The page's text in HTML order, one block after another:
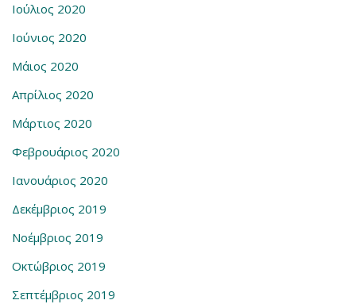
Ιούλιος 2020
Ιούνιος 2020
Μάιος 2020
Απρίλιος 2020
Μάρτιος 2020
Φεβρουάριος 2020
Ιανουάριος 2020
Δεκέμβριος 2019
Νοέμβριος 2019
Οκτώβριος 2019
Σεπτέμβριος 2019